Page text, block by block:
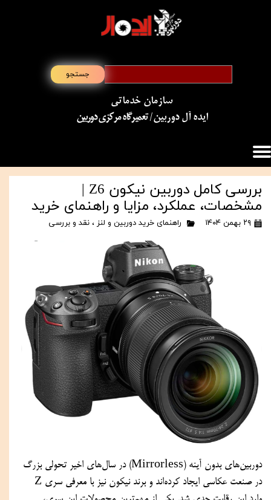
سازمان خدماتی
​​​​​​​ایده آل دوربین/ تعمیرگاه مرکزی دوربین
جستجو
بررسی کامل دوربین نیکون Z6 |
مشخصات، عملکرد، مزایا و راهنمای خرید
۲۹ بهمن ۱۴۰۴ راهنمای خرید دوربین و لنز ، نقد و بررسی
دوربین‌های بدون آینه (Mirrorless) در سال‌های اخیر تحولی بزرگ
در صنعت عکاسی ایجاد کرده‌اند و برند نیکون نیز با معرفی سری Z